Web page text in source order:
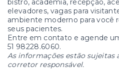
bistrô, academia, recepção,
elevadores, vagas para
ambiente moderno para você
seus pacientes.
Entre em contato e agende
51 98228.6060.
As informações estão sujeitas
corretor responsável.